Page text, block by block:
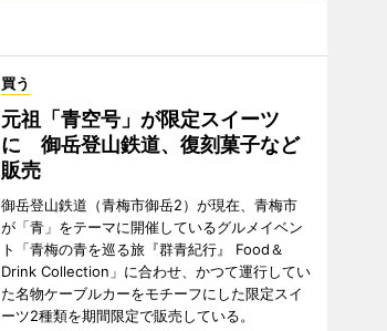
買う
元祖「青空号」が限定スイーツ
に 御岳登山鉄道、復刻菓子など
販売
御岳登山鉄道（青梅市御岳2）が現在、青梅市
が「青」をテーマに開催しているグルメイベン
ト「青梅の青を巡る旅『群青紀行』 Food＆
Drink Collection」に合わせ、かつて運行してい
た名物ケーブルカーをモチーフにした限定スイ
ーツ2種類を期間限定で販売している。